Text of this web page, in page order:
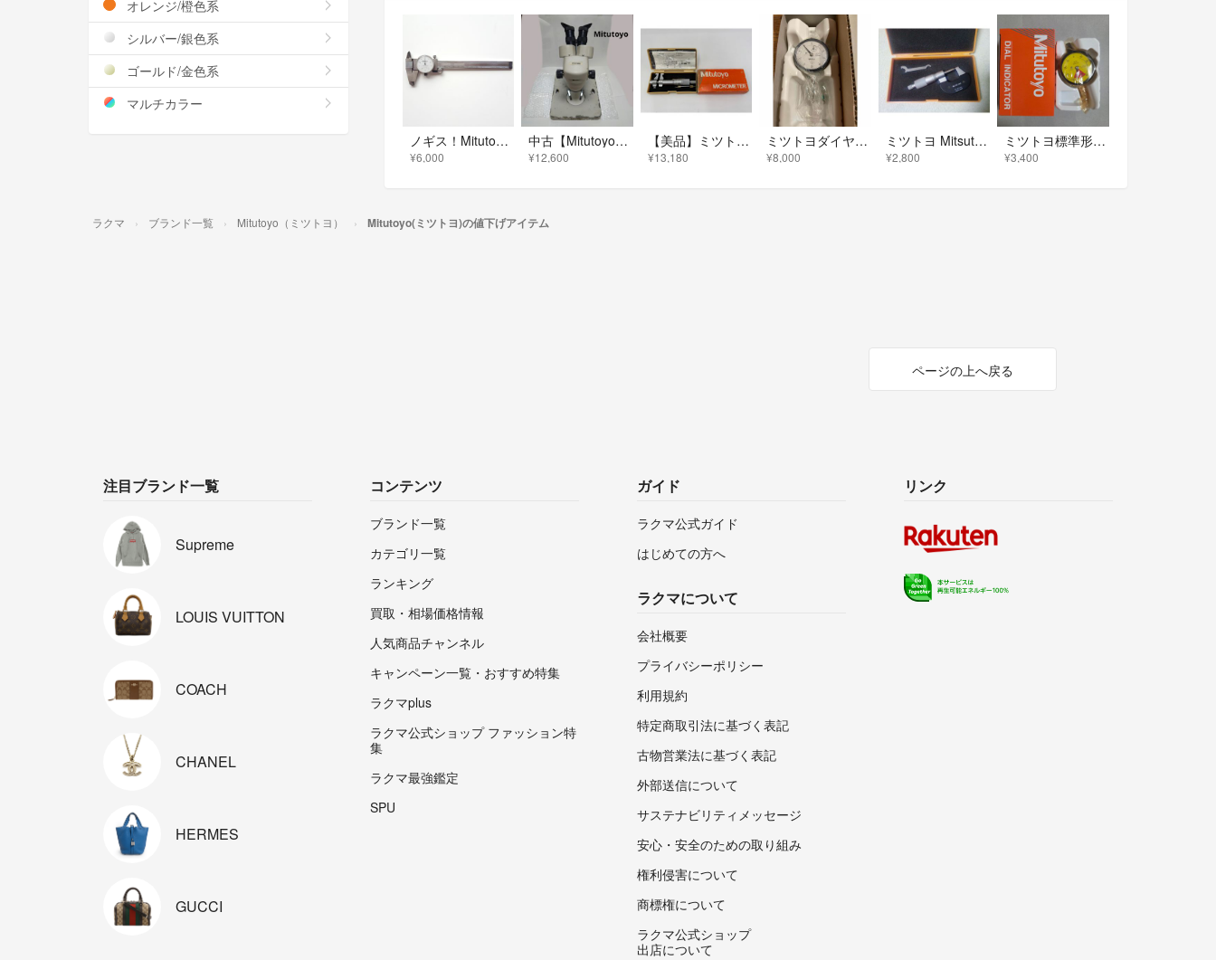
ノギス！Mitutoyo！
¥6,000
中古【Mitutoyo】ミツトヨ 顕微鏡 虫眼鏡 拡大鏡
¥12,600
【美品】ミツトヨ 内側マイクロ 145-186 25-50mm IMP-50
¥13,180
ミツトヨダイヤルゲージ 新品
¥8,000
ミツトヨ Mitsutoyo マイクロメーター M450-25
¥2,800
ミツトヨ標準形ダイヤルゲージ 1回転未満タイプ
¥3,400
オレンジ/橙色系
シルバー/銀色系
ゴールド/金色系
マルチカラー
ラクマ ブランド一覧 Mitutoyo（ミツトヨ） Mitutoyo(ミツトヨ)の値下げアイテム
ページの上へ戻る
注目ブランド一覧
Supreme
LOUIS VUITTON
COACH
CHANEL
HERMES
GUCCI
コンテンツ
ブランド一覧
カテゴリ一覧
ランキング
買取・相場価格情報
人気商品チャンネル
キャンペーン一覧・おすすめ特集
ラクマplus
ラクマ公式ショップ ファッション特
集
ラクマ最強鑑定
SPU
ガイド
ラクマ公式ガイド
はじめての方へ
ラクマについて
会社概要
プライバシーポリシー
利用規約
特定商取引法に基づく表記
古物営業法に基づく表記
外部送信について
サステナビリティメッセージ
安心・安全のための取り組み
権利侵害について
商標権について
ラクマ公式ショップ
出店について
リンク